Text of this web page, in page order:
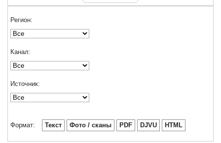
Регион:
Канал:
Источник:
Формат: Текст Фото / сканы PDF DJVU HTML